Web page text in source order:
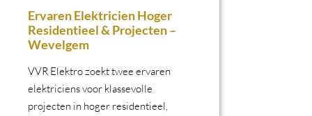
Ervaren Elektricien Hoger
Residentieel & Projecten –
Wevelgem
VVR Elektro zoekt twee ervaren
elektriciens voor klassevolle
projecten in hoger residentieel,